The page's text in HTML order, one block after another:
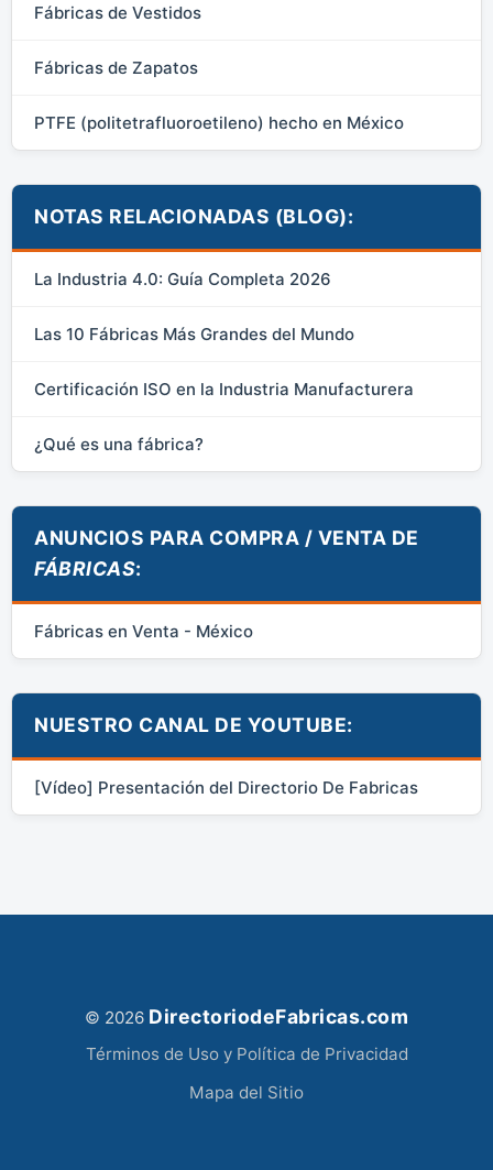
Fábricas de Vestidos
Fábricas de Zapatos
PTFE (politetrafluoroetileno) hecho en México
NOTAS RELACIONADAS (BLOG):
La Industria 4.0: Guía Completa 2026
Las 10 Fábricas Más Grandes del Mundo
Certificación ISO en la Industria Manufacturera
¿Qué es una fábrica?
ANUNCIOS PARA COMPRA / VENTA DE
FÁBRICAS:
Fábricas en Venta - México
NUESTRO CANAL DE YOUTUBE:
[Vídeo] Presentación del Directorio De Fabricas
© 2026 DirectoriodeFabricas.com
Términos de Uso y Política de Privacidad
Mapa del Sitio